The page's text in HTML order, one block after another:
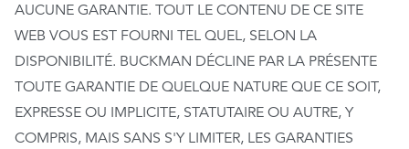
Rechercher
AUCUNE GARANTIE. TOUT LE CONTENU DE CE SITE
WEB VOUS EST FOURNI TEL QUEL, SELON LA
DISPONIBILITÉ. BUCKMAN DÉCLINE PAR LA PRÉSENTE
TOUTE GARANTIE DE QUELQUE NATURE QUE CE SOIT,
EXPRESSE OU IMPLICITE, STATUTAIRE OU AUTRE, Y
COMPRIS, MAIS SANS S'Y LIMITER, LES GARANTIES